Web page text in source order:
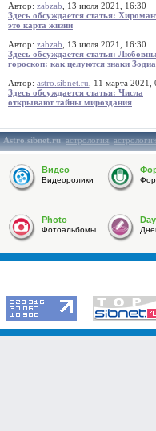
Автор: zabzab , 13 июля 2021, 16:30
Здесь обсуждается статья:
это карта жизни
Автор: zabzab , 13 июля 2021, 16:30
Здесь обсуждается статья:
гороскоп: как целуются знаки
Автор: astro.sibnet.ru , 11 марта 2021,
Здесь обсуждается статья: Числа
открывают тайны мироздания
Astro.sibnet.ru:астрология,
Видео
Видеоролики
Photo
Фотоальбомы
Day